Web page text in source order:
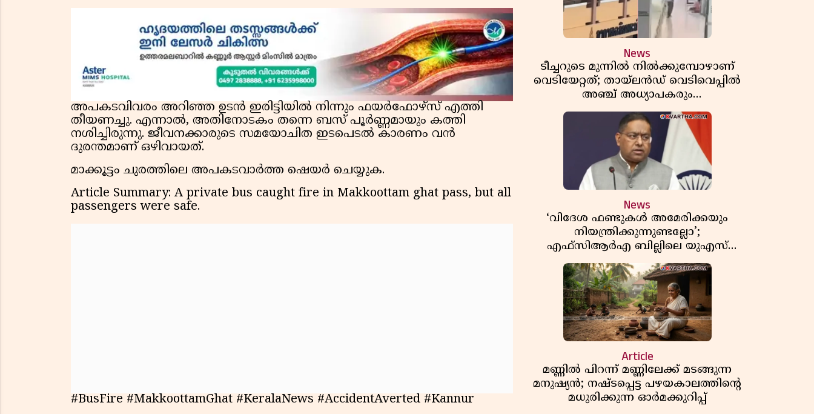
അപകടവിവരം അറിഞ്ഞ ഉടൻ ഇരിട്ടിയിൽ നിന്നും ഫയർഫോഴ്സ് എത്തി
തീയണച്ചു. എന്നാൽ, അതിനോടകം തന്നെ ബസ് പൂർണ്ണമായും കത്തി
നശിച്ചിരുന്നു. ജീവനക്കാരുടെ സമയോചിത ഇടപെടൽ കാരണം വൻ
ദുരന്തമാണ് ഒഴിവായത്.
മാക്കൂട്ടം ചുരത്തിലെ അപകടവാർത്ത ഷെയർ ചെയ്യുക.
Article Summary: A private bus caught fire in Makkoottam ghat pass, but all
passengers were safe.
#BusFire #MakkoottamGhat #KeralaNews #AccidentAverted #Kannur
News
ടീച്ചറുടെ മുന്നിൽ നിൽക്കുമ്പോഴാണ്
വെടിയേറ്റത്; തായ്‌ലൻഡ് വെടിവെപ്പിൽ
അഞ്ച് അധ്യാപകരും
മുത്തശ്ശീമുത്തശ്ശന്മാരും കൊല്ലപ്പെട്ടു,
മരണസംഖ്യ 7; ഞെട്ടിക്കുന്ന
വെളിപ്പെടുത്തലുകൾ
News
‘വിദേശ ഫണ്ടുകൾ അമേരിക്കയും
നിയന്ത്രിക്കുന്നുണ്ടല്ലോ’;
എഫ്സിആർഎ ബില്ലിലെ യുഎസ്
വിമർശനങ്ങൾക്ക് മറുപടിയുമായി ഇന്ത്യ
Article
മണ്ണിൽ പിറന്ന് മണ്ണിലേക്ക് മടങ്ങുന്ന
മനുഷ്യൻ; നഷ്ടപ്പെട്ട പഴയകാലത്തിൻ്റെ
മധുരിക്കുന്ന ഓർമക്കുറിപ്പ്